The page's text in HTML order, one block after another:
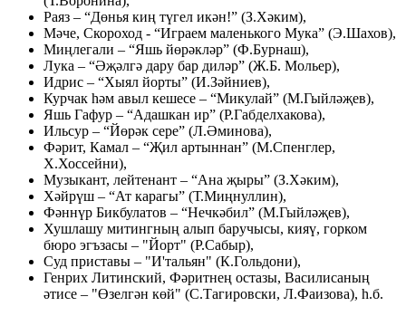
Раяз – “Дөнья киң түгел икән!” (З.Хәким),
Мәче, Скороход - “Играем маленького Мука” (Э.Шахов),
Миңлегали – “Яшь йөрәкләр” (Ф.Бурнаш),
Лука – “Әҗәлгә дару бар диләр” (Ж.Б. Мольер),
Идрис – “Хыял йорты” (И.Зәйниев),
Курчак hәм авыл кешесе – “Микулай” (М.Гыйләҗев),
Яшь Гафур – “Адашкан ир” (Р.Габделхакова),
Ильсур – “Йөрәк сере” (Л.Әминова),
Фәрит, Камал – “Җил артыннан” (М.Спенглер,
Х.Хоссейни),
Музыкант, лейтенант – “Ана җыры” (З.Хәким),
Хәйрүш – “Ат карагы” (Т.Миңнуллин),
Фәннүр Бикбулатов – “Нечкәбил” (М.Гыйләҗев),
Хушлашу митингның алып баручысы, кияү, горком
бюро эгъзасы – "Йорт" (Р.Сабыр),
Суд приставы – "И'тальян" (К.Гольдони),
Генрих Литинский, Фәритнең остазы, Василисаның
әтисе – "Өзелгән көй" (С.Тагировски, Л.Фаизова), һ.б.